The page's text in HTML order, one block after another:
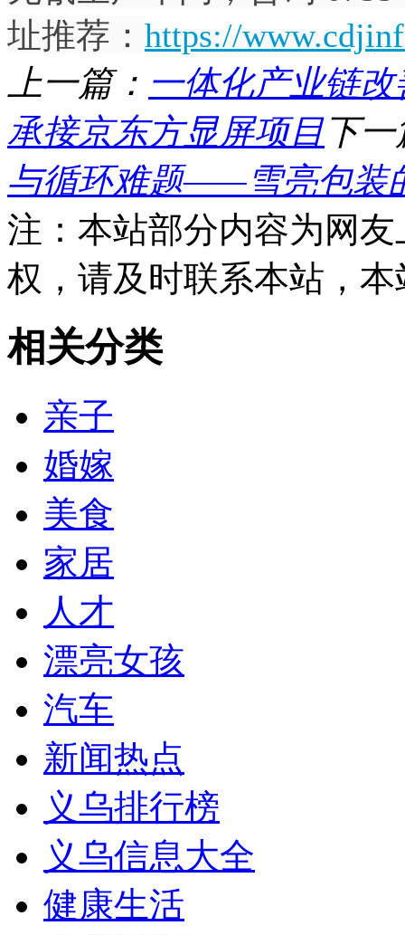
址推荐： https://
上一篇： 一体化产业链
承接京东方显屏项目下
与循环难题——雪亮包装
注：本站部分内容为网
权，请及时联系本站，
相关分类
亲子
婚嫁
美食
家居
人才
漂亮女孩
汽车
新闻热点
义乌排行榜
义乌信息大全
健康生活